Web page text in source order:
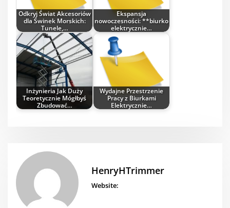
Odkryj Świat Akcesoriów
dla Świnek Morskich:
Tunele,…
Ekspansja
nowoczesności: **biurko
elektrycznie…
Inżynieria Jak Duży
Teoretycznie Mógłbyś
Zbudować…
Wydajne Przestrzenie
Pracy z Biurkami
Elektrycznie…
HenryHTrimmer
Website: